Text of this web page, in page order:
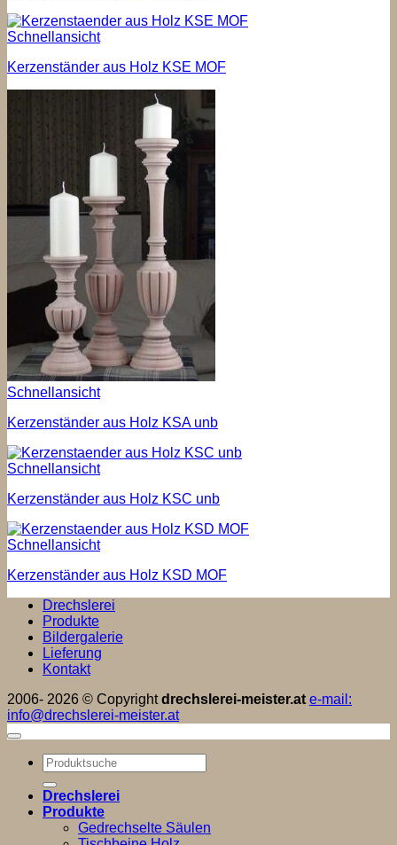
Schnellansicht
Kerzenständer aus Holz KSE MOF
Schnellansicht
Kerzenständer aus Holz KSA unb
Schnellansicht
Kerzenständer aus Holz KSC unb
Schnellansicht
Kerzenständer aus Holz KSD MOF
Drechslerei
Produkte
Bildergalerie
Lieferung
Kontakt
2006- 2026 © Copyrightdrechslerei-meister.at e-mail:
info@drechslerei-meister.at
Suchen
nach:
Drechslerei
Produkte
Gedrechselte Säulen